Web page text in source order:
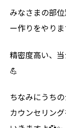
みなさまの部
ー作りをやり
精密度高い、
💪
ちなみにうち
カウンセリン